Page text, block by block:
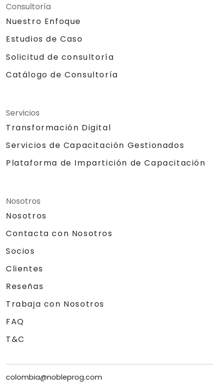
Consultoría
Nuestro Enfoque
Estudios de Caso
Solicitud de consultoría
Catálogo de Consultoría
Servicios
Transformación Digital
Servicios de Capacitación Gestionados
Plataforma de Impartición de Capacitación
Nosotros
Nosotros
Contacta con Nosotros
Socios
Clientes
Reseñas
Trabaja con Nosotros
FAQ
T&C
colombia@nobleprog.com